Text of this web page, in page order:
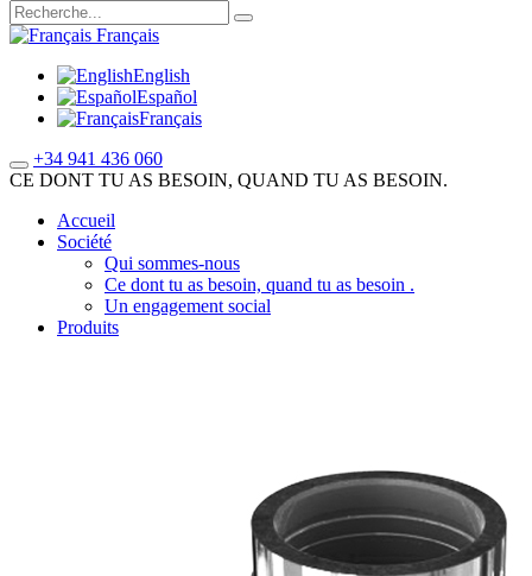
Français
English
Español
Français
+34 941 436 060
CE DONT TU AS BESOIN, QUAND TU AS BESOIN.
Accueil
Société
Qui sommes-nous
Ce dont tu as besoin, quand tu as besoin .
Un engagement social
Produits